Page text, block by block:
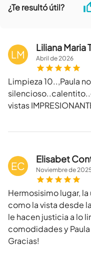
¿Te resultó útil?
LM
Liliana Maria
Abril de2026
Limpieza 10..,Paula
vistas
EC
Elisabet
Noviembrede
Hermosisimo lugar,
como la vista desde
le hacen justicia a lo
comodidades y
Gracias!